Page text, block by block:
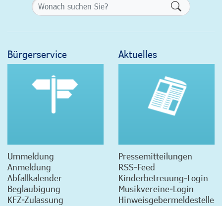
Bürgerservice
Ummeldung
Anmeldung
Abfallkalender
Beglaubigung
KFZ-Zulassung
Aktuelles
Pressemitteilungen
RSS-Feed
Kinderbetreuung-Login
Musikvereine-Login
Hinweisgebermeldestelle